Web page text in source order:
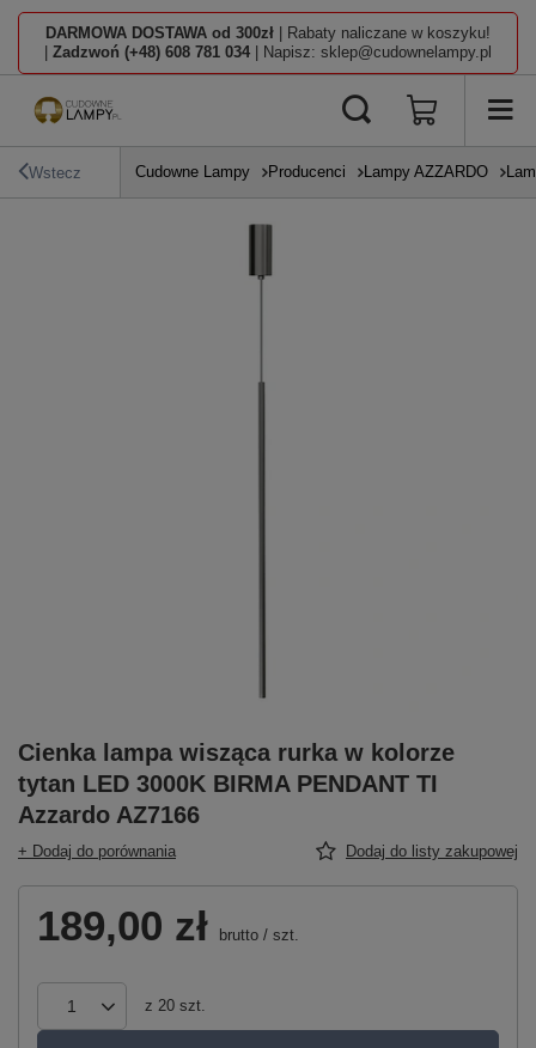
DARMOWA DOSTAWA od 300zł | Rabaty naliczane w koszyku!
Zadzwoń (+48) 608 781 034 | Napisz: sklep@cudownelampy.pl
Wstecz Cudowne Lampy Producenci Lampy AZZARDO
Cienka lampa wisząca rurka w kolorze
tytan LED 3000K BIRMA PENDANT TI
Azzardo AZ7166
+ Dodaj do porównania Dodaj do listy zakupowej
189,00 zł brutto / szt.
z 20 szt.